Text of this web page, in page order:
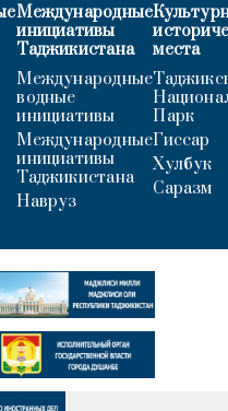
Международные
инициативы
Таджикистана
Международные
водные
инициативы
Международные
инициативы
Таджикистана
Навруз
места
Парк
Гиссар
Хулбук
Саразм